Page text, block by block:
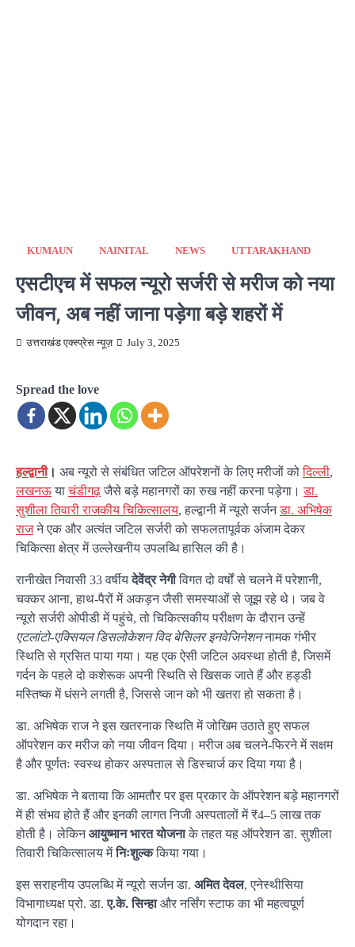
KUMAUN NAINITAL NEWS UTTARAKHAND
एसटीएच में सफल न्यूरो सर्जरी से मरीज को नया
जीवन, अब नहीं जाना पड़ेगा बड़े शहरों में
उत्तराखंड एक्स्प्रेस न्यूज़ July 3, 2025
Spread the love
हल्द्वानी। अब न्यूरो से संबंधित जटिल ऑपरेशनों के लिए मरीजों कोदिल्ली,
लखनऊयाचंडीगढ़जैसे बड़े महानगरों का रुख नहीं करना पड़ेगा।डा.
सुशीला तिवारी राजकीय चिकित्सालय, हल्द्वानी में न्यूरो सर्जनडा. अभिषेक
राजने एक और अत्यंत जटिल सर्जरी को सफलतापूर्वक अंजाम देकर
चिकित्सा क्षेत्र में उल्लेखनीय उपलब्धि हासिल की है।
रानीखेत निवासी 33 वर्षीयदेवेंद्र नेगीविगत दो वर्षों से चलने में परेशानी,
चक्कर आना, हाथ-पैरों में अकड़न जैसी समस्याओं से जूझ रहे थे। जब वे
न्यूरो सर्जरी ओपीडी में पहुंचे, तो चिकित्सकीय परीक्षण के दौरान उन्हें
एटलांटो-एक्सियल डिसलोकेशन विद बेसिलर इनवेजिनेशननामक गंभीर
स्थिति से ग्रसित पाया गया। यह एक ऐसी जटिल अवस्था होती है, जिसमें
गर्दन के पहले दो कशेरूक अपनी स्थिति से खिसक जाते हैं और हड्डी
मस्तिष्क में धंसने लगती है, जिससे जान को भी खतरा हो सकता है।
डा. अभिषेक राज ने इस खतरनाक स्थिति में जोखिम उठाते हुए सफल
ऑपरेशन कर मरीज को नया जीवन दिया। मरीज अब चलने-फिरने में सक्षम
है और पूर्णतः स्वस्थ होकर अस्पताल से डिस्चार्ज कर दिया गया है।
डा. अभिषेक ने बताया कि आमतौर पर इस प्रकार के ऑपरेशन बड़े महानगरों
में ही संभव होते हैं और इनकी लागत निजी अस्पतालों में ₹4–5 लाख तक
होती है। लेकिनआयुष्मान भारत योजनाके तहत यह ऑपरेशन डा. सुशीला
तिवारी चिकित्सालय मेंनिःशुल्ककिया गया।
इस सराहनीय उपलब्धि में न्यूरो सर्जन डा. अमित देवल, एनेस्थीसिया
विभागाध्यक्ष प्रो. डा.ए.के. सिन्हाऔर नर्सिंग स्टाफ का भी महत्वपूर्ण
योगदान रहा।